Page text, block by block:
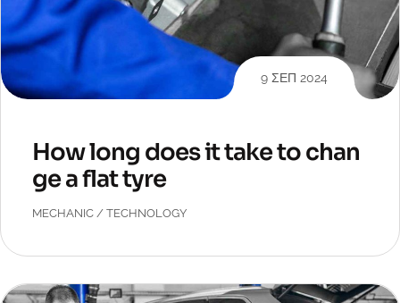
9 ΣΕΠ 2024
How long does it take to chan
ge a flat tyre
MECHANIC / TECHNOLOGY